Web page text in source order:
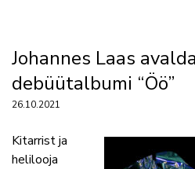
Johannes Laas
debüütalbumi “Öö”
26.10.2021
Kitarrist ja
helilooja